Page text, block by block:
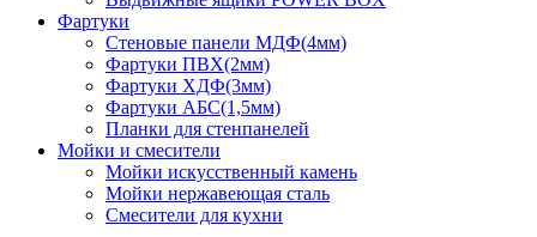
Фартуки
Стеновые панели МДФ(4мм)
Фартуки ПВХ(2мм)
Фартуки ХДФ(3мм)
Фартуки АБС(1,5мм)
Планки для стенпанелей
Мойки и смесители
Мойки искусственный камень
Мойки нержавеющая сталь
Смесители для кухни